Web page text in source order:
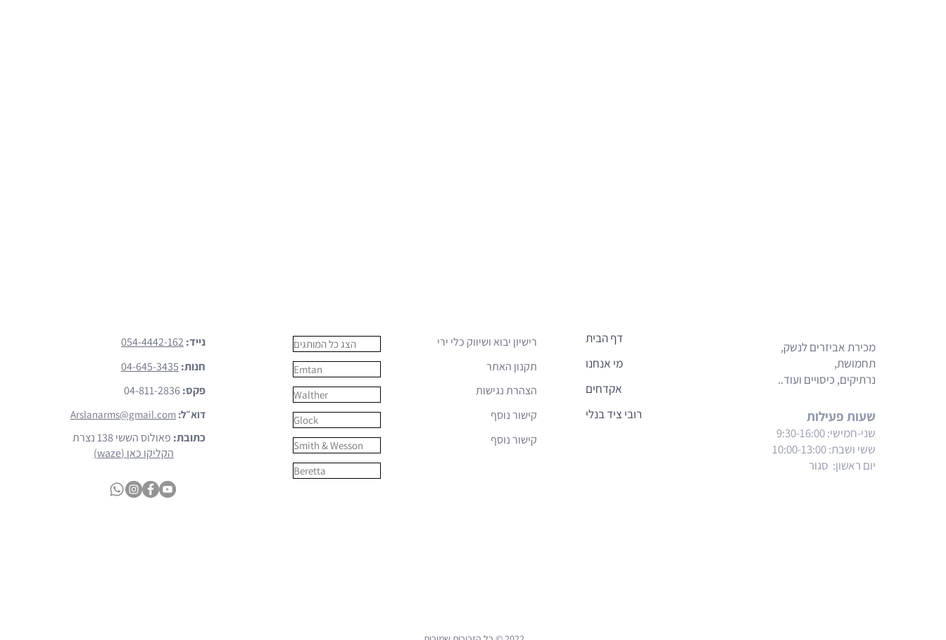
נייד: 054-4442-162
חנות: 04-645-3435
פקס:04-811-2836
דוא״ל: Arslanarms@gmail.com
כתובת: פאולוס הששי 138 נצרת
הקליקו כאן (waze)
הצג כל המותגים
Emtan
Walther
Glock
Smith & Wesson
Beretta
רישיון יבוא ושיווק כלי ירי
תקנון האתר
הצהרת נגישות
קישור נוסף
קישור נוסף
דף הבית
מי אנחנו
אקדחים
רובי ציד בנלי
מכירת אביזרים לנשק,
תחמושת,
נרתיקים, כיסויים ועוד..
שעות פעילות
שני-חמישי: 9:30-16:00
ששי ושבת: 10:00-13:00
יום ראשון: סגור